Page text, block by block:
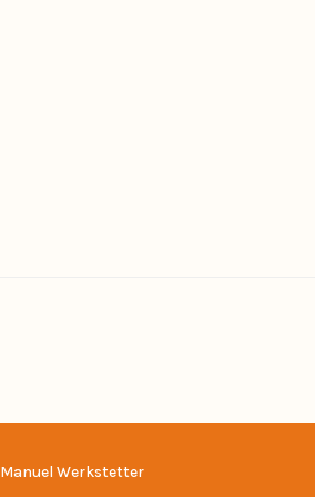
Werkstetter